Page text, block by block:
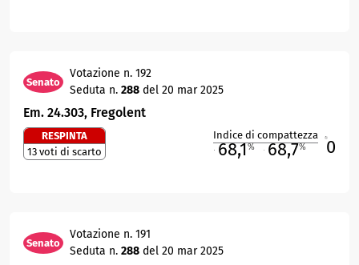
Senato
Votazione n. 192
Seduta n. 288 del 20 mar 2025
Em. 24.303, Fregolent
RESPINTA
13 voti di scarto
Indice di compattezza
68,1% 68,7% 0
Senato
Votazione n. 191
Seduta n. 288 del 20 mar 2025